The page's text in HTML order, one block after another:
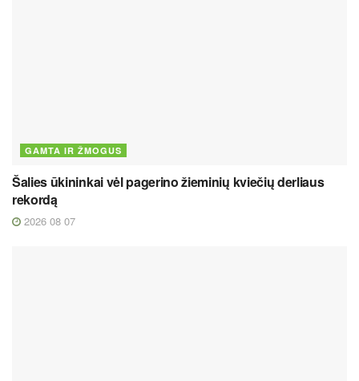
GAMTA IR ŽMOGUS
Šalies ūkininkai vėl pagerino žieminių kviečių derliaus
rekordą
2026 08 07